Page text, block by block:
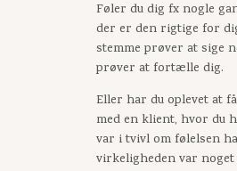
Føler du dig fx nogle
der er den rigtige for
stemme prøver at sige
prøver at fortælle dig.
Eller har du oplevet at
med en klient, hvor du
var i tvivl om følelsen
virkeligheden var